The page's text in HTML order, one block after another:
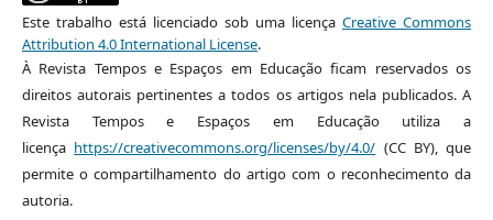
Este trabalho está licenciado sob uma licençaCreative Commons
Attribution 4.0 International License.
À Revista Tempos e Espaços em Educação ficam reservados os
direitos autorais pertinentes a todos os artigos nela publicados. A
Revista Tempos e Espaços em Educação utiliza a
licença https://creativecommons.org/licenses/by/4.0/ (CC BY), que
permite o compartilhamento do artigo com o reconhecimento da
autoria.